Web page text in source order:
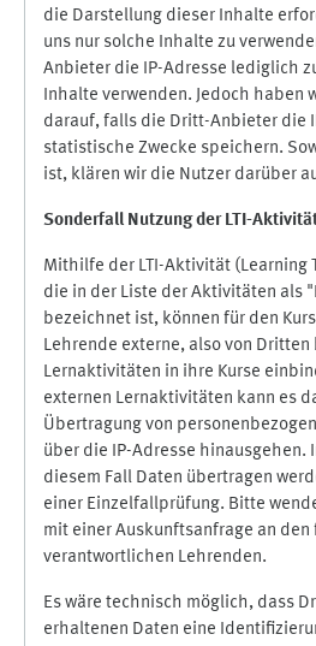
die Darstellung dieser Inhalte
uns nur solche Inhalte zu
Anbieter die IP-Adresse lediglich
Inhalte verwenden. Jedoch haben
darauf, falls die Dritt-Anbieter die
statistische Zwecke speichern.
ist, klären wir die Nutzer darüber
Sonderfall Nutzung der LTI-
Mithilfe der LTI-Aktivität (Learning
die in der Liste der Aktivitäten als
bezeichnet ist, können für den
Lehrende externe, also von
Lernaktivitäten in ihre Kurse
externen Lernaktivitäten kann es
Übertragung von
über die IP-Adresse hinausgehen.
diesem Fall Daten übertragen
einer Einzelfallprüfung. Bitte
mit einer Auskunftsanfrage an den
verantwortlichen Lehrenden.
Es wäre technisch möglich, dass
erhaltenen Daten eine